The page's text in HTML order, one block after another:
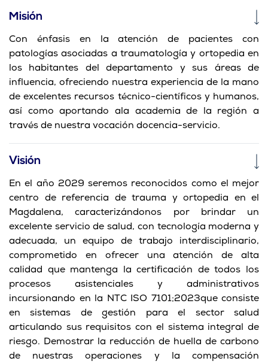
Misión
Con énfasis en la atención de pacientes con
patologías asociadas a traumatología y ortopedia en
los habitantes del departamento y sus áreas de
influencia, ofreciendo nuestra experiencia de la mano
de excelentes recursos técnico-científicos y humanos,
así como aportando ala academia de la región a
través de nuestra vocación docencia-servicio.
Visión
En el año 2029 seremos reconocidos como el mejor
centro de referencia de trauma y ortopedia en el
Magdalena, caracterizándonos por brindar un
excelente servicio de salud, con tecnología moderna y
adecuada, un equipo de trabajo interdisciplinario,
comprometido en ofrecer una atención de alta
calidad que mantenga la certificación de todos los
procesos asistenciales y administrativos
incursionando en la NTC ISO 7101;2023que consiste
en sistemas de gestión para el sector salud
articulando sus requisitos con el sistema integral de
riesgo. Demostrar la reducción de huella de carbono
de nuestras operaciones y la compensación